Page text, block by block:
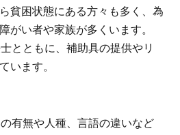
貧困状態にある方々も多く、為
がい者や家族が多くいます。
とともに、補助具の提供やリ
います。
有無や人種、言語の違いなど